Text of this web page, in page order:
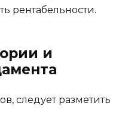
рентабельности.
и
следует разметить